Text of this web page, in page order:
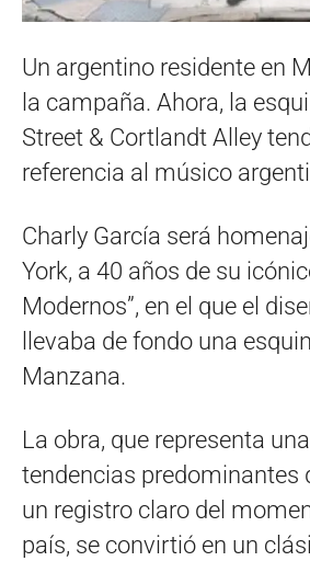
Un argentino residente en
la campaña. Ahora, la
Street & Cortlandt Alley
referencia al músico
Charly García será
York, a 40 años de su
Modernos”, en el que el
llevaba de fondo una
Manzana.
La obra, que representa
tendencias predominantes
un registro claro del
país, se convirtió en un